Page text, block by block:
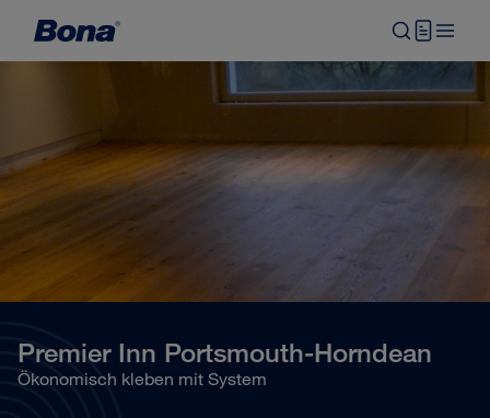
Premier Inn Portsmouth-Horndean
Ökonomisch kleben mit System